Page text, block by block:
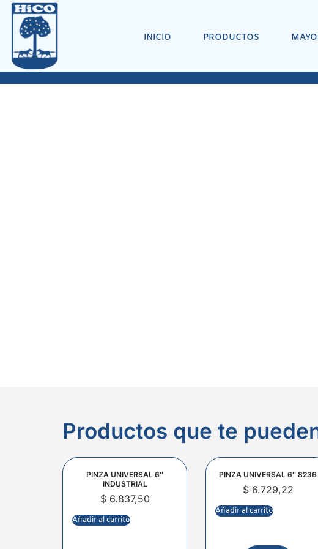
INICIO PRODUCTOS
Productos que te
PINZA UNIVERSAL 6″
INDUSTRIAL
$6.837,50
Añadir al carrito
PINZA UNIVERSAL 6″ 8236
$6.729,22
Añadir al carrito